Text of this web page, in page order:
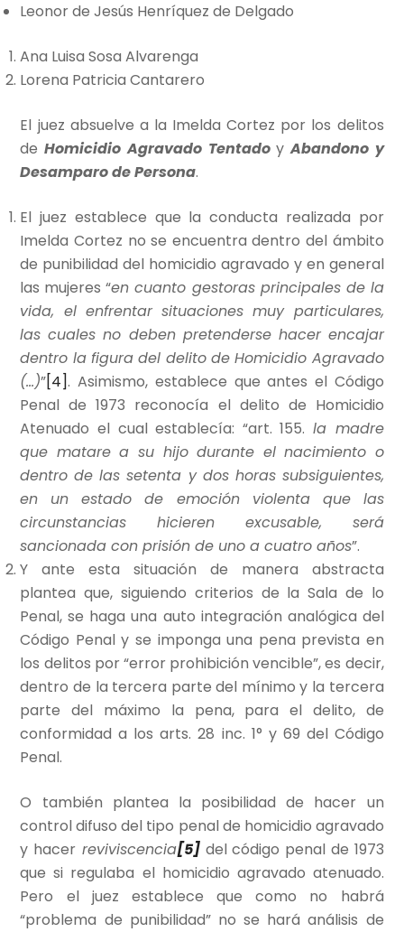
Leonor de Jesús Henríquez de Delgado
Ana Luisa Sosa Alvarenga
Lorena Patricia Cantarero
El juez absuelve a la Imelda Cortez por los delitos
deHomicidio Agravado TentadoyAbandono y
Desamparo de Persona.
El juez establece que la conducta realizada por
Imelda Cortez no se encuentra dentro del ámbito
de punibilidad del homicidio agravado y en general
las mujeres “en cuanto gestoras principales de la
vida, el enfrentar situaciones muy particulares,
las cuales no deben pretenderse hacer encajar
dentro la figura del delito de Homicidio Agravado
(…)”[4]. Asimismo, establece que antes el Código
Penal de 1973 reconocía el delito de Homicidio
Atenuado el cual establecía: “art. 155.la madre
que matare a su hijo durante el nacimiento o
dentro de las setenta y dos horas subsiguientes,
en un estado de emoción violenta que las
circunstancias hicieren excusable, será
sancionada con prisión de uno a cuatro años”.
Y ante esta situación de manera abstracta
plantea que, siguiendo criterios de la Sala de lo
Penal, se haga una auto integración analógica del
Código Penal y se imponga una pena prevista en
los delitos por “error prohibición vencible”, es decir,
dentro de la tercera parte del mínimo y la tercera
parte del máximo la pena, para el delito, de
conformidad a los arts. 28 inc. 1° y 69 del Código
Penal.
O también plantea la posibilidad de hacer un
control difuso del tipo penal de homicidio agravado
y hacer reviviscencia[5]del código penal de 1973
que si regulaba el homicidio agravado atenuado.
Pero el juez establece que como no habrá
“problema de punibilidad” no se hará análisis de